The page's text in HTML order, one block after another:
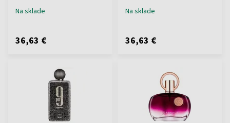
Na sklade
36,63 €
Na sklade
36,63 €